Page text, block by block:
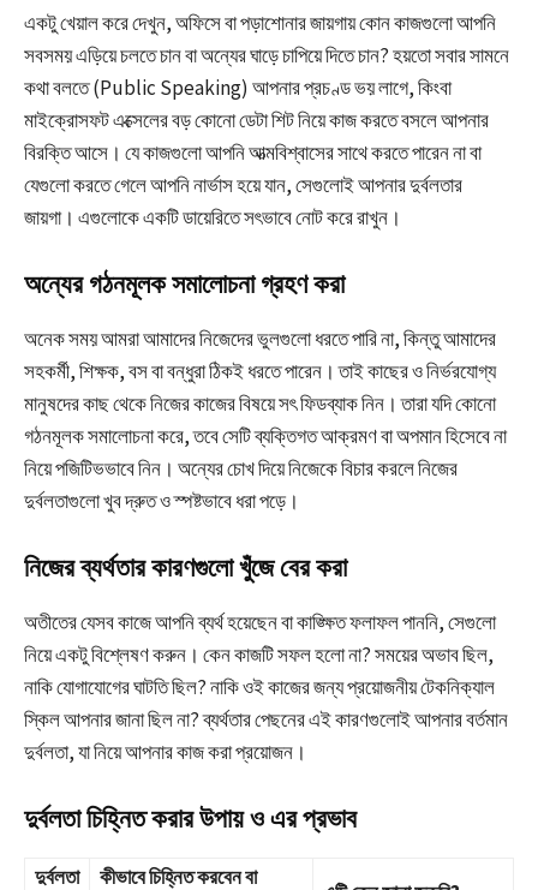
একটু খেয়াল করে দেখুন, অফিসে বা পড়াশোনার জায়গায় কোন কাজগুলো আপনি
সবসময় এড়িয়ে চলতে চান বা অন্যের ঘাড়ে চাপিয়ে দিতে চান? হয়তো সবার সামনে
কথা বলতে (Public Speaking) আপনার প্রচণ্ড ভয় লাগে, কিংবা
মাইক্রোসফট এক্সেলের বড় কোনো ডেটা শিট নিয়ে কাজ করতে বসলে আপনার
বিরক্তি আসে। যে কাজগুলো আপনি আত্মবিশ্বাসের সাথে করতে পারেন না বা
যেগুলো করতে গেলে আপনি নার্ভাস হয়ে যান, সেগুলোই আপনার দুর্বলতার
জায়গা। এগুলোকে একটি ডায়েরিতে সৎভাবে নোট করে রাখুন।
অন্যের গঠনমূলক সমালোচনা গ্রহণ করা
অনেক সময় আমরা আমাদের নিজেদের ভুলগুলো ধরতে পারি না, কিন্তু আমাদের
সহকর্মী, শিক্ষক, বস বা বন্ধুরা ঠিকই ধরতে পারেন। তাই কাছের ও নির্ভরযোগ্য
মানুষদের কাছ থেকে নিজের কাজের বিষয়ে সৎ ফিডব্যাক নিন। তারা যদি কোনো
গঠনমূলক সমালোচনা করে, তবে সেটি ব্যক্তিগত আক্রমণ বা অপমান হিসেবে না
নিয়ে পজিটিভভাবে নিন। অন্যের চোখ দিয়ে নিজেকে বিচার করলে নিজের
দুর্বলতাগুলো খুব দ্রুত ও স্পষ্টভাবে ধরা পড়ে।
নিজের ব্যর্থতার কারণগুলো খুঁজে বের করা
অতীতের যেসব কাজে আপনি ব্যর্থ হয়েছেন বা কাঙ্ক্ষিত ফলাফল পাননি, সেগুলো
নিয়ে একটু বিশ্লেষণ করুন। কেন কাজটি সফল হলো না? সময়ের অভাব ছিল,
নাকি যোগাযোগের ঘাটতি ছিল? নাকি ওই কাজের জন্য প্রয়োজনীয় টেকনিক্যাল
স্কিল আপনার জানা ছিল না? ব্যর্থতার পেছনের এই কারণগুলোই আপনার বর্তমান
দুর্বলতা, যা নিয়ে আপনার কাজ করা প্রয়োজন।
দুর্বলতা চিহ্নিত করার উপায় ও এর প্রভাব
দুর্বলতা
কীভাবে চিহ্নিত করবেন বা